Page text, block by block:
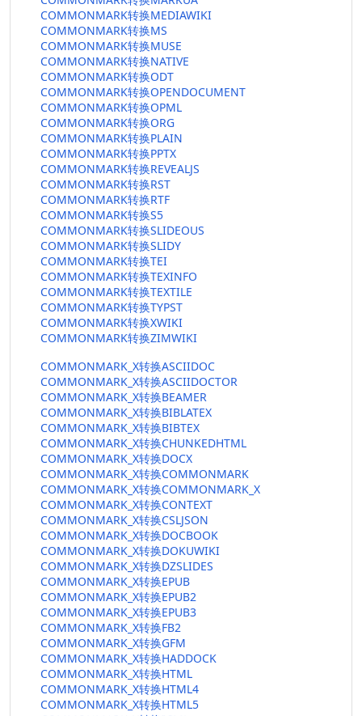
COMMONMARK转换MEDIAWIKI
COMMONMARK转换MS
COMMONMARK转换MUSE
COMMONMARK转换NATIVE
COMMONMARK转换ODT
COMMONMARK转换OPENDOCUMENT
COMMONMARK转换OPML
COMMONMARK转换ORG
COMMONMARK转换PLAIN
COMMONMARK转换PPTX
COMMONMARK转换REVEALJS
COMMONMARK转换RST
COMMONMARK转换RTF
COMMONMARK转换S5
COMMONMARK转换SLIDEOUS
COMMONMARK转换SLIDY
COMMONMARK转换TEI
COMMONMARK转换TEXINFO
COMMONMARK转换TEXTILE
COMMONMARK转换TYPST
COMMONMARK转换XWIKI
COMMONMARK转换ZIMWIKI
COMMONMARK_X转换ASCIIDOC
COMMONMARK_X转换ASCIIDOCTOR
COMMONMARK_X转换BEAMER
COMMONMARK_X转换BIBLATEX
COMMONMARK_X转换BIBTEX
COMMONMARK_X转换CHUNKEDHTML
COMMONMARK_X转换DOCX
COMMONMARK_X转换COMMONMARK
COMMONMARK_X转换COMMONMARK_X
COMMONMARK_X转换CONTEXT
COMMONMARK_X转换CSLJSON
COMMONMARK_X转换DOCBOOK
COMMONMARK_X转换DOKUWIKI
COMMONMARK_X转换DZSLIDES
COMMONMARK_X转换EPUB
COMMONMARK_X转换EPUB2
COMMONMARK_X转换EPUB3
COMMONMARK_X转换FB2
COMMONMARK_X转换GFM
COMMONMARK_X转换HADDOCK
COMMONMARK_X转换HTML
COMMONMARK_X转换HTML4
COMMONMARK_X转换HTML5